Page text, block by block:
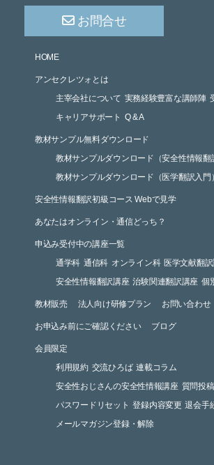
お問合せ
HOME
アンセクレツォとは
主宰会社について 実務経験豊富な講師陣
キャリアサポート Q & A
教材サンプル無料ダウンロード
教材サンプルダウンロード（安全性情報翻
教材サンプルダウンロード（医学翻訳入門）
安全性情報翻訳初級コース Webで見学
あなたはオンライン・通信どっち？
申込み受付中の講座一覧
通学科 通信科 オンライン科 医学文献翻
安全性情報翻訳講座 治験関連翻訳講座 個
教材販売 法人向け研修プラン お問い合わせ
お申込み前にご確認ください ブログ
会員限定
利用規約 交流ひろば 連載コラム
安全性おじさんの安全性情報講座 質問投稿
パスワードリセット 登録内容変更 退会手
メールマガジン登録・解除